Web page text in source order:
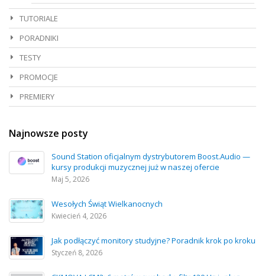
TUTORIALE
PORADNIKI
TESTY
PROMOCJE
PREMIERY
Najnowsze posty
Sound Station oficjalnym dystrybutorem Boost.Audio —
kursy produkcji muzycznej już w naszej ofercie
Maj 5, 2026
Wesołych Świąt Wielkanocnych
Kwiecień 4, 2026
Jak podłączyć monitory studyjne? Poradnik krok po kroku
Styczeń 8, 2026